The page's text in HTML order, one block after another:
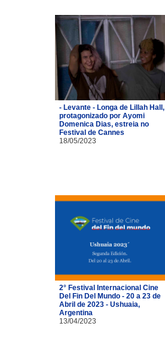
- Levante - Longa de Lillah Hall,
protagonizado por Ayomi
Domenica Dias, estreia no
Festival de Cannes
18/05/2023
2° Festival Internacional Cine
Del Fin Del Mundo - 20 a 23 de
Abril de 2023 - Ushuaia,
Argentina
13/04/2023